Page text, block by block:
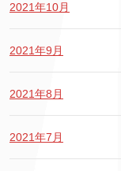
2021年10月
2021年9月
2021年8月
2021年7月